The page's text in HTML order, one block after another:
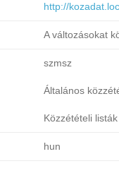
http://
A változásokat
szmsz
Általános
Közzétételi listák
hun